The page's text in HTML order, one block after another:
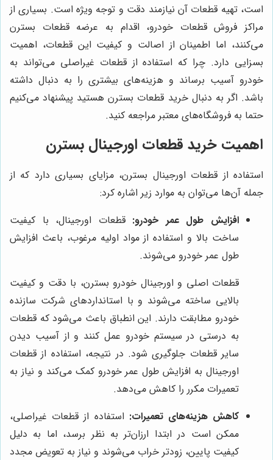
است، تهیه قطعات آن نیازمند دقت و توجه ویژه است. بسیاری از
مراکز فروش قطعات خودرو، اقدام به عرضه قطعات بسترن
می‌کنند، اما اطمینان از اصالت و کیفیت این قطعات، اهمیت
بسزایی دارد. چرا که استفاده از قطعات غیراصلی می‌تواند به
خودرو آسیب برساند و هزینه‌های بیشتری را به دنبال داشته
باشد. اگر به دنبال خرید قطعات بسترن هستید پیشنهاد می‌کنیم
حتما به فروشگاه‌های معتبر مراجعه کنید.
اهمیت خرید قطعات اورجینال بسترن
استفاده از قطعات اورجینال بسترن، مزایای بسیاری دارد که از
جمله آن‌ها می‌توان به موارد زیر اشاره کرد:
افزایش طول عمر خودرو: قطعات اورجینال، با کیفیت
ساخت بالا و استفاده از مواد اولیه مرغوب، باعث افزایش
طول عمر خودرو می‌شوند.
قطعات اصلی و اورجینال خودرو بسترن، با دقت و کیفیت
بالایی ساخته می‌شوند و با استانداردهای شرکت سازنده
خودرو مطابقت دارند. این انطباق باعث می‌شود که قطعات
به درستی در سیستم خودرو عمل کنند و از آسیب دیدن
سایر قطعات جلوگیری شود. در نتیجه، استفاده از قطعات
اورجینال به افزایش طول عمر خودرو کمک می‌کند و نیاز به
تعمیرات مکرر را کاهش می‌دهد.
کاهش هزینه‌های تعمیرات: استفاده از قطعات غیراصلی،
ممکن است در ابتدا ارزان‌تر به نظر برسد، اما به دلیل
کیفیت پایین، زودتر خراب می‌شوند و نیاز به تعویض مجدد